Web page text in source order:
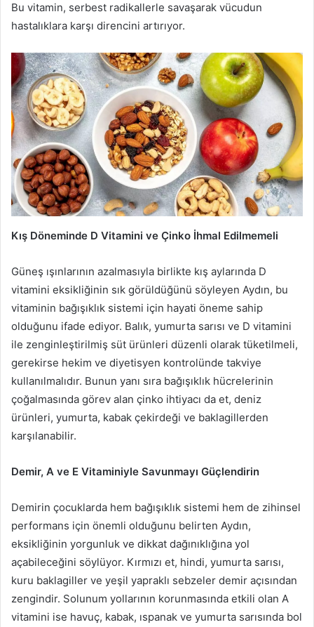
Bu vitamin, serbest radikallerle savaşarak vücudun
hastalıklara karşı direncini artırıyor.
Kış Döneminde D Vitamini ve Çinko İhmal Edilmemeli
Güneş ışınlarının azalmasıyla birlikte kış aylarında D
vitamini eksikliğinin sık görüldüğünü söyleyen Aydın, bu
vitaminin bağışıklık sistemi için hayati öneme sahip
olduğunu ifade ediyor. Balık, yumurta sarısı ve D vitamini
ile zenginleştirilmiş süt ürünleri düzenli olarak tüketilmeli,
gerekirse hekim ve diyetisyen kontrolünde takviye
kullanılmalıdır. Bunun yanı sıra bağışıklık hücrelerinin
çoğalmasında görev alan çinko ihtiyacı da et, deniz
ürünleri, yumurta, kabak çekirdeği ve baklagillerden
karşılanabilir.
Demir, A ve E Vitaminiyle Savunmayı Güçlendirin
Demirin çocuklarda hem bağışıklık sistemi hem de zihinsel
performans için önemli olduğunu belirten Aydın,
eksikliğinin yorgunluk ve dikkat dağınıklığına yol
açabileceğini söylüyor. Kırmızı et, hindi, yumurta sarısı,
kuru baklagiller ve yeşil yapraklı sebzeler demir açısından
zengindir. Solunum yollarının korunmasında etkili olan A
vitamini ise havuç, kabak, ıspanak ve yumurta sarısında bol